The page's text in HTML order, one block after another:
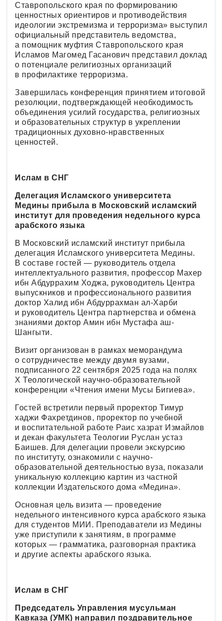
Ставропольского края по формированию
ценностных ориентиров и противодействия
идеологии экстремизма и терроризма» выступил
официальный представитель ведомства,
а помощник муфтия Ставропольского края
Исламов Магомед Гасанович представил доклад
о потенциале религиозных организаций
в профилактике терроризма.
Завершилась конференция принятием итоговой
резолюции, подтверждающей необходимость
объединения усилий государства, религиозных
и образовательных структур в укреплении
традиционных духовно-нравственных
ценностей.
Ислам в СНГ
Делегация Исламского университета
Медины прибыла в Московский исламский
институт для проведения недельного курса
арабского языка
В Московский исламский институт прибыла
делегация Исламского университета Медины.
В составе гостей — руководитель отдела
интеллектуального развития, профессор Махер
ибн Абдуррахим Ходжа, руководитель Центра
выпускников и профессионального развития
доктор Халид ибн Абдуррахман ал-Харби
и руководитель Центра партнерства и обмена
знаниями доктор Амин ибн Мустафа аш-
Шангыти.
Визит организован в рамках меморандума
о сотрудничестве между двумя вузами,
подписанного 22 сентября 2025 года на полях
Х Теологической научно-образовательной
конференции «Чтения имени Мусы Бигиева».
Гостей встретили первый проректор Тимур
хаджи Фахретдинов, проректор по учебной
и воспитательной работе Раис хазрат Измайлов
и декан факультета Теологии Руслан устаз
Баишев. Для делегации провели экскурсию
по институту, ознакомили с научно-
образовательной деятельностью вуза, показали
уникальную коллекцию картин из частной
коллекции Издательского дома «Медина».
Основная цель визита — проведение
недельного интенсивного курса арабского языка
для студентов МИИ. Преподаватели из Медины
уже приступили к занятиям, в программе
которых — грамматика, разговорная практика
и другие аспекты арабского языка.
Ислам в СНГ
Председатель Управления мусульман
Кавказа (УМК) направил поздравительное